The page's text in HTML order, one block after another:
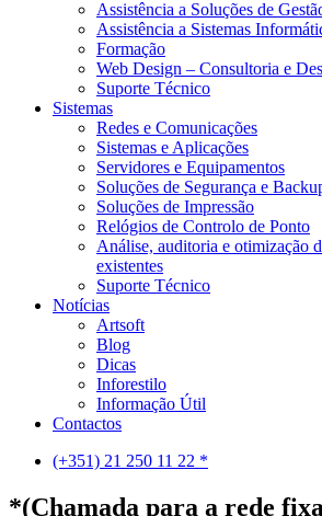
Assistência a Soluções de
Assistência a Sistemas
Formação
Web Design – Consultoria e
Suporte Técnico
Sistemas
Redes e Comunicações
Sistemas e Aplicações
Servidores e Equipamentos
Soluções de Segurança e
Soluções de Impressão
Relógios de Controlo de Ponto
Análise, auditoria e otimização
existentes
Suporte Técnico
Notícias
Artsoft
Blog
Dicas
Inforestilo
Informação Útil
Contactos
(+351) 21 250 11 22 *
*(Chamada para a rede